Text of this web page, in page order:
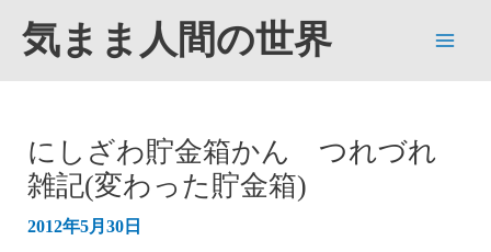
気まま人間の世界
にしざわ貯金箱かん つれづれ
雑記(変わった貯金箱)
2012年5月30日